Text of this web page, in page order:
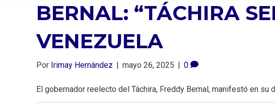
BERNAL: “TÁCHIRA
VENEZUELA
Por Irimay Hernández mayo 26, 2025 0
El gobernador reelecto del Táchira, Freddy Bernal, manifestó en